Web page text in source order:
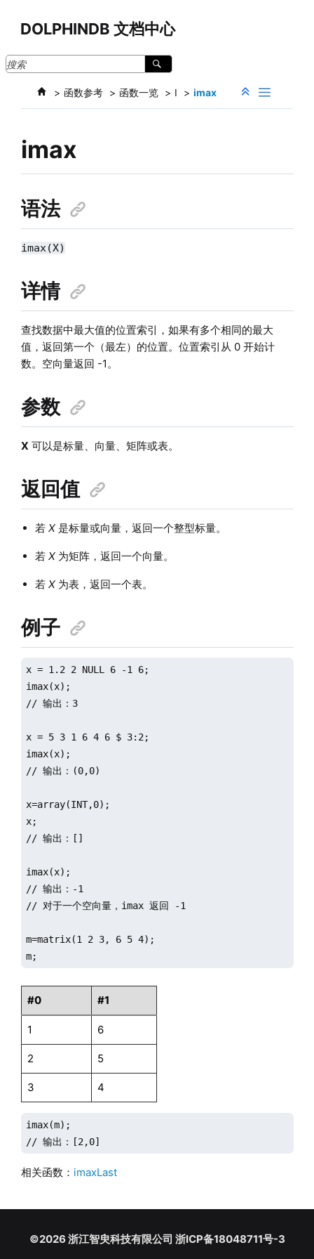
DOLPHINDB 文档中心
函数参考 函数一览 I imax
imax
语法
imax(X)
详情
查找数据中最大值的位置索引，如果有多个相同的最大
值，返回第一个（最左）的位置。位置索引从 0 开始计
数。空向量返回 -1。
参数
X 可以是标量、向量、矩阵或表。
返回值
若 X是标量或向量，返回一个整型标量。
若 X为矩阵，返回一个向量。
若 X为表，返回一个表。
例子
x = 1.2 2 NULL 6 -1 6;
imax(x);
// 输出：3
x = 5 3 1 6 4 6 $ 3:2;
imax(x);
// 输出：(0,0)
x=array(INT,0);
x;
// 输出：[]
imax(x);
// 输出：-1
// 对于一个空向量，imax 返回 -1
m=matrix(1 2 3, 6 5 4);
m;
#0 #1
1 6
2 5
3 4
imax(m);
// 输出：[2,0]
相关函数： imaxLast
©2026 浙江智臾科技有限公司 浙ICP备18048711号-3